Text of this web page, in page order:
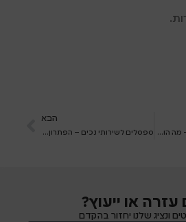
ציוד לשירותים ציבוריים – מה הוא כולל?
הבא
ספסלים לשירותי נכים – הפתרון לבטיחות ונוחות בחדר הרחצה
עזרה או ייעוץ?
ונציג שלנו יחזור בהקדם